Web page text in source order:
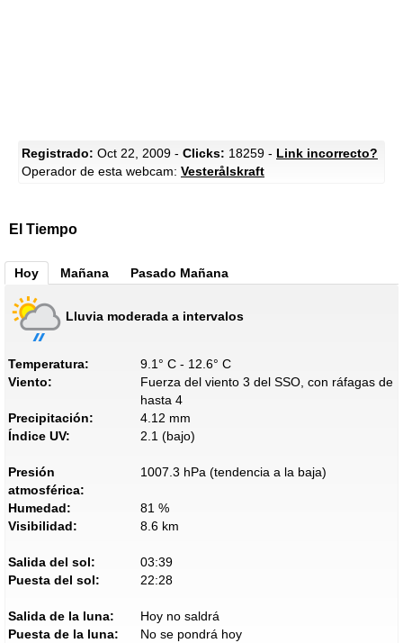
Registrado: Oct 22, 2009 - Clicks: 18259 - Link incorrecto?
Operador de esta webcam: Vesterålskraft
El Tiempo
Hoy Mañana Pasado Mañana
Lluvia moderada a intervalos
Temperatura:
9.1° C - 12.6° C
Viento:
Fuerza del viento 3 del SSO, con ráfagas de
hasta 4
Precipitación:
4.12 mm
Índice UV:
2.1 (bajo)
Presión
atmosférica:
1007.3 hPa (tendencia a la baja)
Humedad:
81 %
Visibilidad:
8.6 km
Salida del sol:
03:39
Puesta del sol:
22:28
Salida de la luna:
Hoy no saldrá
Puesta de la luna:
No se pondrá hoy